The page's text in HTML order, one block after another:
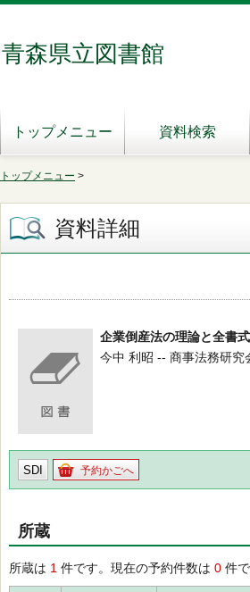
青森県立図書館
トップメニュー 資料検索
トップメニュー >
資料詳細
企業倒産法の理論と全書式
今中 利昭 -- 商事法務研究
SDI 予約かごへ
所蔵
所蔵は 1 件です。現在の予約件数は 0 件で